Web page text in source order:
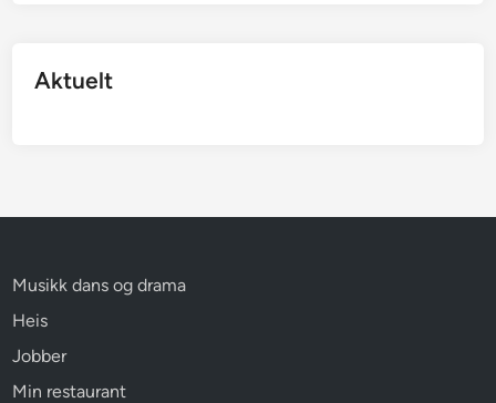
Aktuelt
Musikk dans og drama
Heis
Jobber
Min restaurant